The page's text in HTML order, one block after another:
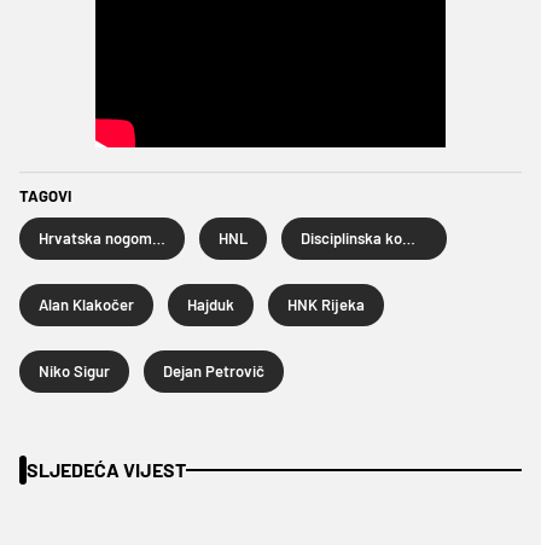
TAGOVI
HNL
Alan Klakočer Hajduk HNK Rijeka
Niko Sigur Dejan Petrovič
SLJEDEĆA VIJEST